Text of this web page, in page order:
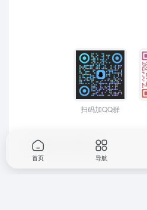
扫码加QQ群
Copyright © 2026 D-Mr
首页 导航